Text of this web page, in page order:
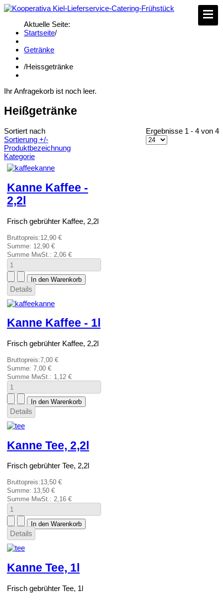
Aktuelle Seite:
Startseite/
Getränke
/Heissgetränke
Ihr Anfragekorb ist noch leer.
Heißgetränke
Sortiert nach
Sortierung +/-
Produktbezeichnung
Kategorie
Ergebnisse 1 - 4 von 4
Kanne Kaffee -
2,2l
Frisch gebrühter Kaffee, 2,2l
Bruttopreis:12,90 €
Summe: 12,90 €
Summe MwSt.: 2,06 €
Details
Kanne Kaffee - 1l
Frisch gebrühter Kaffee, 2,2l
Bruttopreis:7,00 €
Summe: 7,00 €
Summe MwSt.: 1,12 €
Details
Kanne Tee, 2,2l
Frisch gebrühter Tee, 2,2l
Bruttopreis:13,50 €
Summe: 13,50 €
Summe MwSt.: 2,16 €
Details
Kanne Tee, 1l
Frisch gebrühter Tee, 1l